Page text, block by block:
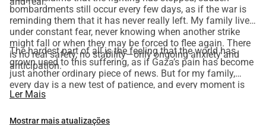
bombardments still occur every few days, as if the war is
reminding them that it has never really left. My family lives
under constant fear, never knowing when another strike
might fall or when they may be forced to flee again. There
is no real safety, no stability—only ongoing anxiety and
anticipation.
The hardest part of all is the feeling that the world has
grown used to this suffering, as if Gaza’s pain has become
just another ordinary piece of news. But for my family,
every day is a new test of patience, and every moment is
an attempt to hold on to life despite all the cruelty and
Ler Mais
Mostrar mais atualizações